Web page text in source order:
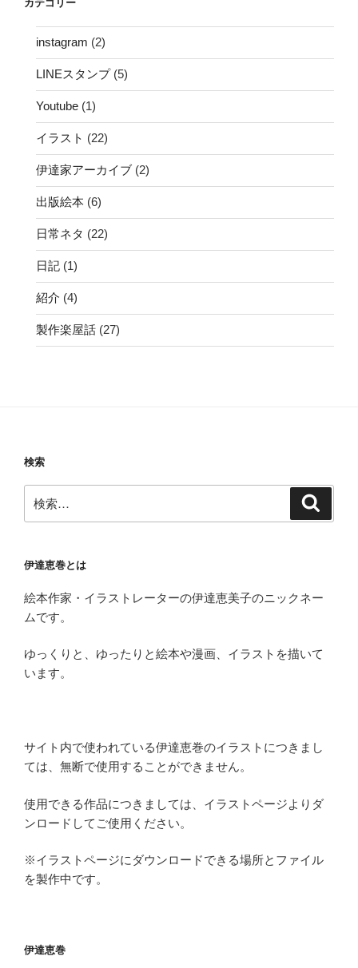
カテゴリー
instagram (2)
LINEスタンプ(5)
Youtube (1)
イラスト (22)
伊達家アーカイブ (2)
出版絵本 (6)
日常ネタ (22)
日記 (1)
紹介 (4)
製作楽屋話 (27)
検索
索:
伊達恵巻とは
絵本作家・イラストレーターの伊達恵美子のニックネー
ムです。
ゆっくりと、ゆったりと絵本や漫画、イラストを描いて
います。
サイト内で使われている伊達恵巻のイラストにつきまし
ては、無断で使用することができません。
使用できる作品につきましては、イラストページよりダ
ンロードしてご使用ください。
※イラストページにダウンロードできる場所とファイル
を製作中です。
伊達恵巻